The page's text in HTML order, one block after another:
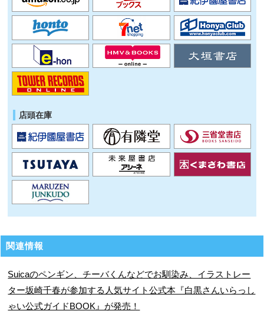
店頭在庫
関連情報
Suicaのペンギン、チーバくんなどでお馴染み、イラストレー
ター坂崎千春が参加する人気サイト公式本『白黒さんいらっし
ゃい公式ガイドBOOK』が発売！